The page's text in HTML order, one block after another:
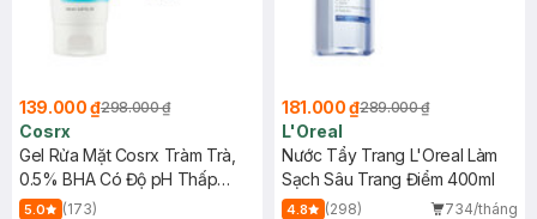
139.000 ₫298.000 ₫
Cosrx
Gel Rửa Mặt Cosrx Tràm Trà,
0.5% BHA Có Độ pH Thấp
150ml
5.0
(173)
181.000 ₫289.000 ₫
L'Oreal
Nước Tẩy Trang L'Oreal Làm
Sạch Sâu Trang Điểm 400ml
4.8 (298)
734/tháng